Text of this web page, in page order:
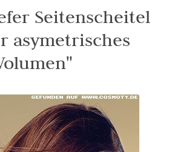
Seitenscheitel
asymetrisches